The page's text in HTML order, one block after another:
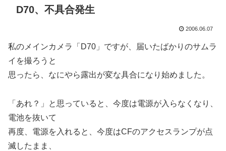
D70、不具合発生
2006.06.07
私のメインカメラ「D70」ですが、届いたばかりのサムラ
イを撮ろうと
思ったら、なにやら露出が変な具合になり始めました。
「あれ？」と思っていると、今度は電源が入らなくなり、
電池を抜いて
再度、電源を入れると、今度はCFのアクセスランプが点
滅したまま、